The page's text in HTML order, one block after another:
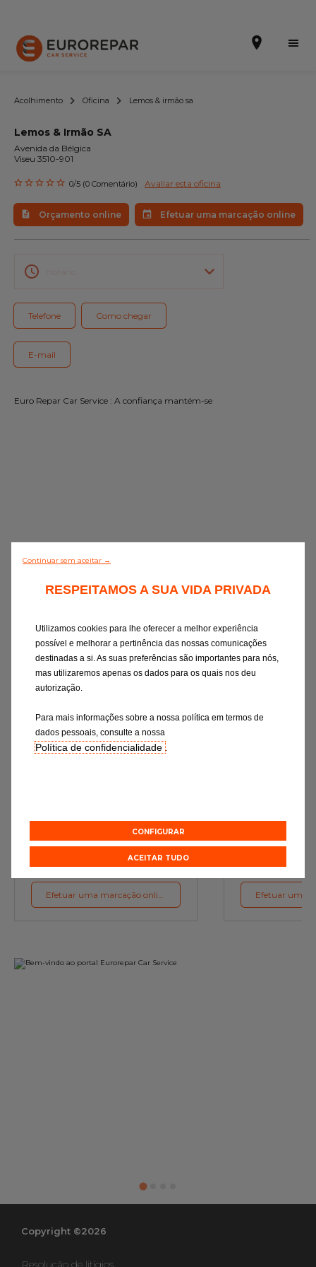
Efetuar uma marcação online
Orçamento online
A marca
Promoções
Noticias
Gama Eurorepar
Serviço cliente
Todas as oficinas
Acolhimento Oficina Lemos & irmão sa
Lemos & Irmão SA
Avenida da Bélgica
Viseu 3510-901
0/5 (0 Comentário) Avaliar esta oficina
Orçamento online Efetuar uma marcação online
Telefone Como chegar
E-mail
Euro Repar Car Service : A confiança mantém-se
Orçamento online
Efetuar uma marcação online
preconizações
Copyright ©2026
Resolução de litígios
Continuar sem aceitar →
RESPEITAMOS A SUA VIDA PRIVADA
Utilizamos cookies para lhe oferecer a melhor experiência
possível e melhorar a pertinência das nossas comunicações
destinadas a si. As suas preferências são importantes para nós,
mas utilizaremos apenas os dados para os quais nos deu
autorização.
Para mais informações sobre a nossa política em termos de
dados pessoais, consulte a nossa
Política de confidencialidade .
CONFIGURAR
ACEITAR TUDO